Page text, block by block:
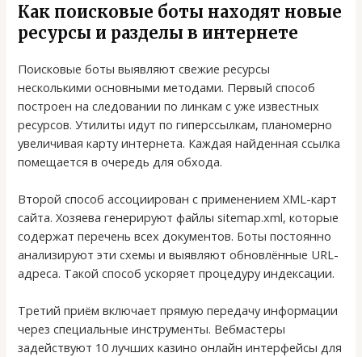
Как поисковые боты находят новые
ресурсы и разделы в интернете
Поисковые боты выявляют свежие ресурсы
несколькими основными методами. Первый способ
построен на следовании по линкам с уже известных
ресурсов. Утилиты идут по гиперссылкам, планомерно
увеличивая карту интернета. Каждая найденная ссылка
помещается в очередь для обхода.
Второй способ ассоциирован с применением XML-карт
сайта. Хозяева генерируют файлы sitemap.xml, которые
содержат перечень всех документов. Боты постоянно
анализируют эти схемы и выявляют обновлённые URL-
адреса. Такой способ ускоряет процедуру индексации.
Третий приём включает прямую передачу информации
через специальные инструменты. Вебмастеры
задействуют 10 лучших казино онлайн интерфейсы для